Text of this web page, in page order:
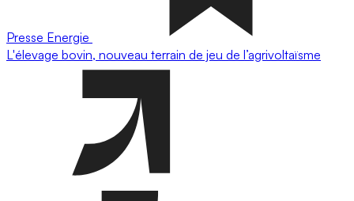
Presse Energie
L'élevage bovin, nouveau terrain de jeu de l’agrivoltaïsme